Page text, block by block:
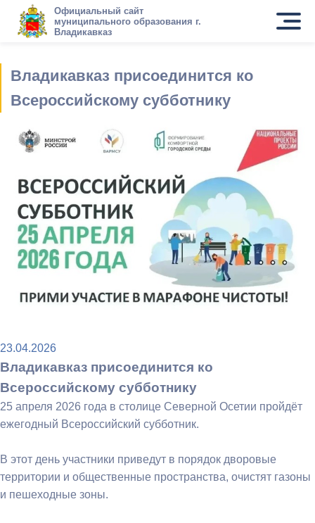
Официальный сайт
муниципального образования г.
Владикавказ
Владикавказ присоединится ко
Всероссийскому субботнику
23.04.2026
Владикавказ присоединится ко
Всероссийскому субботнику
25 апреля 2026 года в столице Северной Осетии пройдёт
ежегодный Всероссийский субботник.
В этот день участники приведут в порядок дворовые
территории и общественные пространства, очистят газоны
и пешеходные зоны.